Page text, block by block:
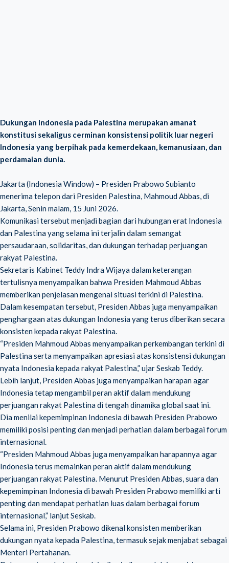
Dukungan Indonesia pada Palestina merupakan amanat
konstitusi sekaligus cerminan konsistensi politik luar negeri
Indonesia yang berpihak pada kemerdekaan, kemanusiaan, dan
perdamaian dunia.
Jakarta (Indonesia Window) – Presiden Prabowo Subianto
menerima telepon dari Presiden Palestina, Mahmoud Abbas, di
Jakarta, Senin malam, 15 Juni 2026.
Komunikasi tersebut menjadi bagian dari hubungan erat Indonesia
dan Palestina yang selama ini terjalin dalam semangat
persaudaraan, solidaritas, dan dukungan terhadap perjuangan
rakyat Palestina.
Sekretaris Kabinet Teddy Indra Wijaya dalam keterangan
tertulisnya menyampaikan bahwa Presiden Mahmoud Abbas
memberikan penjelasan mengenai situasi terkini di Palestina.
Dalam kesempatan tersebut, Presiden Abbas juga menyampaikan
penghargaan atas dukungan Indonesia yang terus diberikan secara
konsisten kepada rakyat Palestina.
“Presiden Mahmoud Abbas menyampaikan perkembangan terkini di
Palestina serta menyampaikan apresiasi atas konsistensi dukungan
nyata Indonesia kepada rakyat Palestina,” ujar Seskab Teddy.
Lebih lanjut, Presiden Abbas juga menyampaikan harapan agar
Indonesia tetap mengambil peran aktif dalam mendukung
perjuangan rakyat Palestina di tengah dinamika global saat ini.
Dia menilai kepemimpinan Indonesia di bawah Presiden Prabowo
memiliki posisi penting dan menjadi perhatian dalam berbagai forum
internasional.
“Presiden Mahmoud Abbas juga menyampaikan harapannya agar
Indonesia terus memainkan peran aktif dalam mendukung
perjuangan rakyat Palestina. Menurut Presiden Abbas, suara dan
kepemimpinan Indonesia di bawah Presiden Prabowo memiliki arti
penting dan mendapat perhatian luas dalam berbagai forum
internasional,” lanjut Seskab.
Selama ini, Presiden Prabowo dikenal konsisten memberikan
dukungan nyata kepada Palestina, termasuk sejak menjabat sebagai
Menteri Pertahanan.